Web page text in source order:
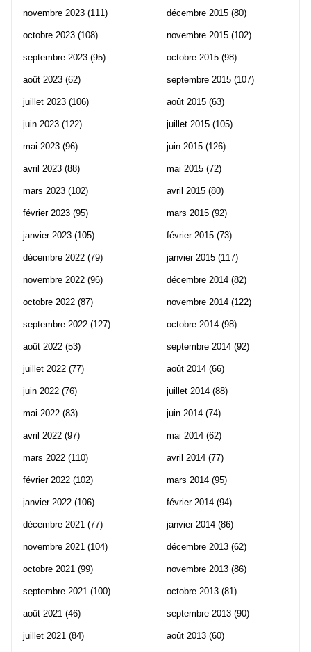
novembre 2023 (111)
octobre 2023 (108)
septembre 2023 (95)
août 2023 (62)
juillet 2023 (106)
juin 2023 (122)
mai 2023 (96)
avril 2023 (88)
mars 2023 (102)
février 2023 (95)
janvier 2023 (105)
décembre 2022 (79)
novembre 2022 (96)
octobre 2022 (87)
septembre 2022 (127)
août 2022 (53)
juillet 2022 (77)
juin 2022 (76)
mai 2022 (83)
avril 2022 (97)
mars 2022 (110)
février 2022 (102)
janvier 2022 (106)
décembre 2021 (77)
novembre 2021 (104)
octobre 2021 (99)
septembre 2021 (100)
août 2021 (46)
juillet 2021 (84)
décembre 2015 (80)
novembre 2015 (102)
octobre 2015 (98)
septembre 2015 (107)
août 2015 (63)
juillet 2015 (105)
juin 2015 (126)
mai 2015 (72)
avril 2015 (80)
mars 2015 (92)
février 2015 (73)
janvier 2015 (117)
décembre 2014 (82)
novembre 2014 (122)
octobre 2014 (98)
septembre 2014 (92)
août 2014 (66)
juillet 2014 (88)
juin 2014 (74)
mai 2014 (62)
avril 2014 (77)
mars 2014 (95)
février 2014 (94)
janvier 2014 (86)
décembre 2013 (62)
novembre 2013 (86)
octobre 2013 (81)
septembre 2013 (90)
août 2013 (60)